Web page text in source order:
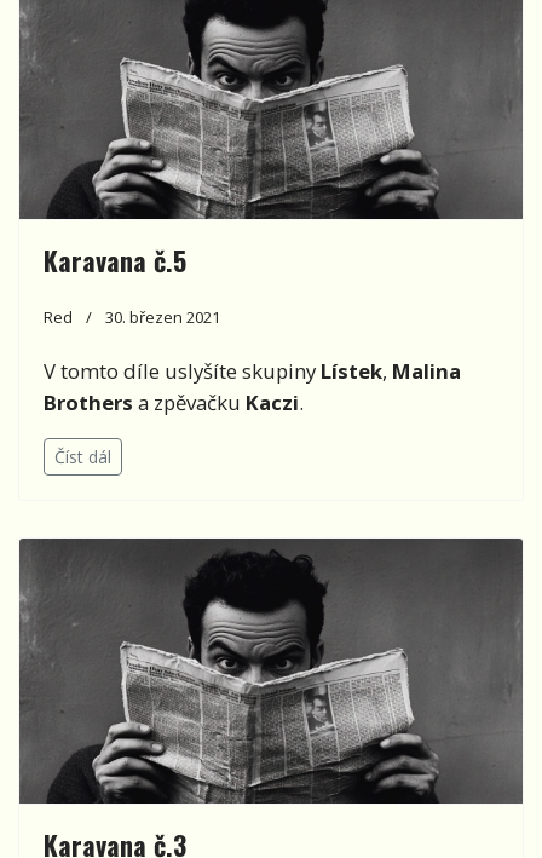
Karavana č.5
Red 30. březen 2021
V tomto díle uslyšíte skupiny Lístek, Malina
Brothers a zpěvačku Kaczi.
Číst dál
Karavana č.3